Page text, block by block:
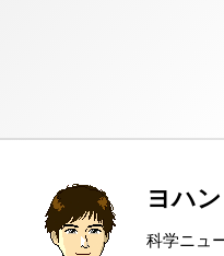
ヨハン
科学ニュ